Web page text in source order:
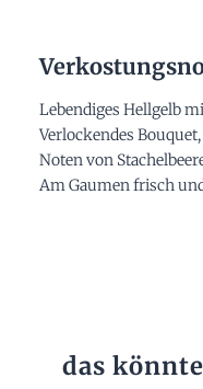
Lebendiges Hellgelb
Verlockendes Bouquet,
Noten von
Am Gaumen frisch
das